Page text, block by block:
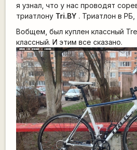
я узнал, что у нас проводят
триатлону Tri.BY. Триатлон в РБ,
Вобщем, был куплен классный
классный. И этим все сказано.